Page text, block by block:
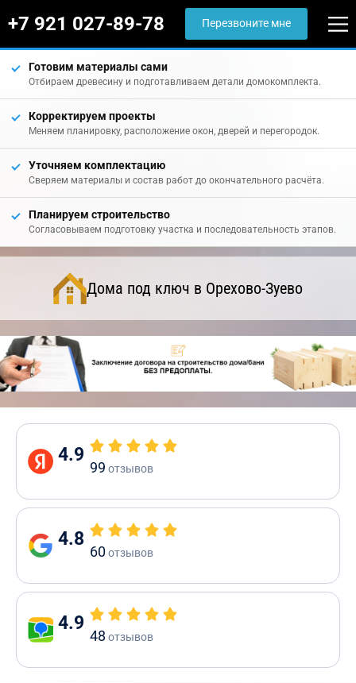
+7 921 027-89-78 Перезвоните мне
Готовим материалы сами
Отбираем древесину и подготавливаем детали домокомплекта.
Корректируем проекты
Меняем планировку, расположение окон, дверей и перегородок.
Уточняем комплектацию
Сверяем материалы и состав работ до окончательного расчёта.
Планируем строительство
Согласовываем подготовку участка и последовательность этапов.
Дома под ключ в Орехово-Зуево
4.9
99 отзывов
4.8
60отзывов
4.9
48 отзывов